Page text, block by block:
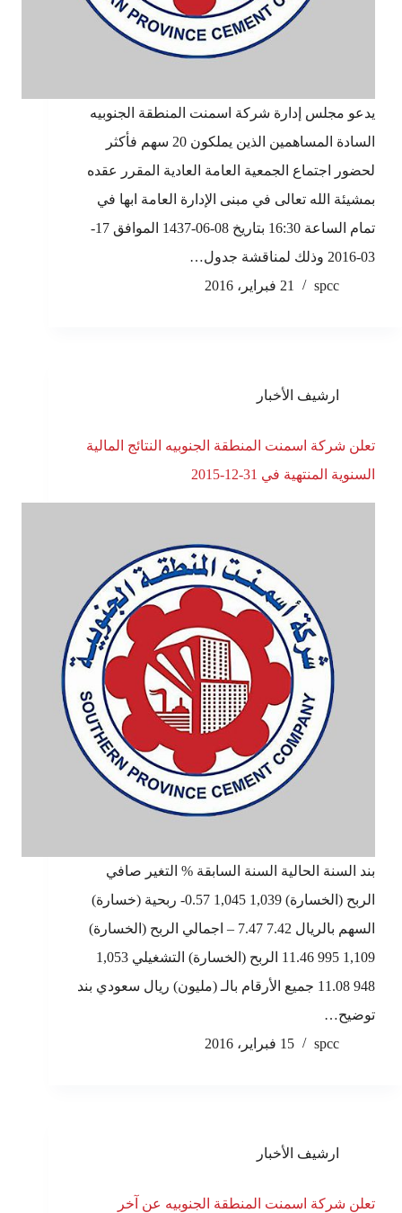
يدعو مجلس إدارة شركة اسمنت المنطقة الجنوبيه
السادة المساهمين الذين يملكون 20 سهم فأكثر
لحضور اجتماع الجمعية العامة العادية المقرر عقده
بمشيئة الله تعالى في مبنى الإدارة العامة ابها في
تمام الساعة 16:30 بتاريخ 08-06-1437 الموافق 17-
03-2016 وذلك لمناقشة جدول…
spcc
21 فبراير، 2016
ارشيف الأخبار
تعلن شركة اسمنت المنطقة الجنوبيه النتائج المالية
السنوية المنتهية في 31-12-2015
بند السنة الحالية السنة السابقة % التغير صافي
الربح (الخسارة) 1,039 1,045 0.57- ربحية (خسارة)
السهم بالريال 7.42 7.47 – اجمالي الربح (الخسارة)
1,109 995 11.46 الربح (الخسارة) التشغيلي 1,053
948 11.08 جميع الأرقام بالـ (مليون) ريال سعودي بند
توضيح…
spcc
15 فبراير، 2016
ارشيف الأخبار
تعلن شركة اسمنت المنطقة الجنوبيه عن آخر